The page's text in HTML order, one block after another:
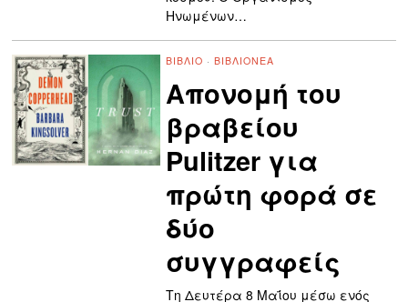
Ηνωμένων…
ΒΙΒΛΊΟ · ΒΙΒΛΙΟΝΈΑ
Απονομή του
βραβείου
Pulitzer για
πρώτη φορά σε
δύο
συγγραφείς
Τη Δευτέρα 8 Μαΐου μέσω ενός